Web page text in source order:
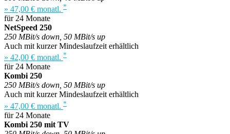
» 47,00 € monatl. *
für 24 Monate
NetSpeed 250
250 MBit/s down, 50 MBit/s up
Auch mit kurzer Mindeslaufzeit erhältlich
» 42,00 € monatl. *
für 24 Monate
Kombi 250
250 MBit/s down, 50 MBit/s up
Auch mit kurzer Mindeslaufzeit erhältlich
» 47,00 € monatl. *
für 24 Monate
Kombi 250 mit TV